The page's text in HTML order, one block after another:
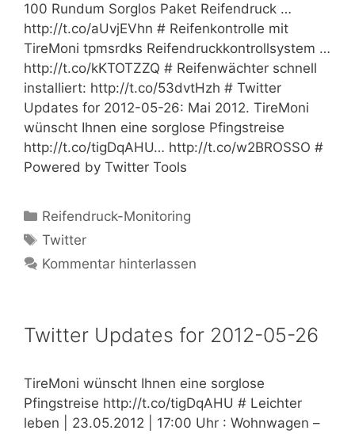
100 Rundum Sorglos Paket Reifendruck …
http://t.co/aUvjEVhn # Reifenkontrolle mit
TireMoni tpmsrdks Reifendruckkontrollsystem …
http://t.co/kKTOTZZQ # Reifenwächter schnell
installiert: http://t.co/53dvtHzh # Twitter
Updates for 2012-05-26: Mai 2012. TireMoni
wünscht Ihnen eine sorglose Pfingstreise
http://t.co/tigDqAHU… http://t.co/w2BROSSO #
Powered by Twitter Tools
Kategorien
Reifendruck-Monitoring
Schlagwörter
Twitter
Kommentar hinterlassen
Twitter Updates for 2012-05-26
TireMoni wünscht Ihnen eine sorglose
Pfingstreise http://t.co/tigDqAHU # Leichter
leben | 23.05.2012 | 17:00 Uhr : Wohnwagen –